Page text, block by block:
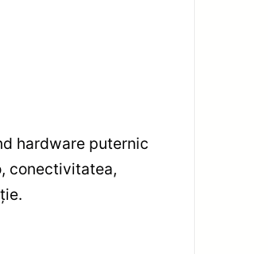
hardware puternic
conectivitatea,